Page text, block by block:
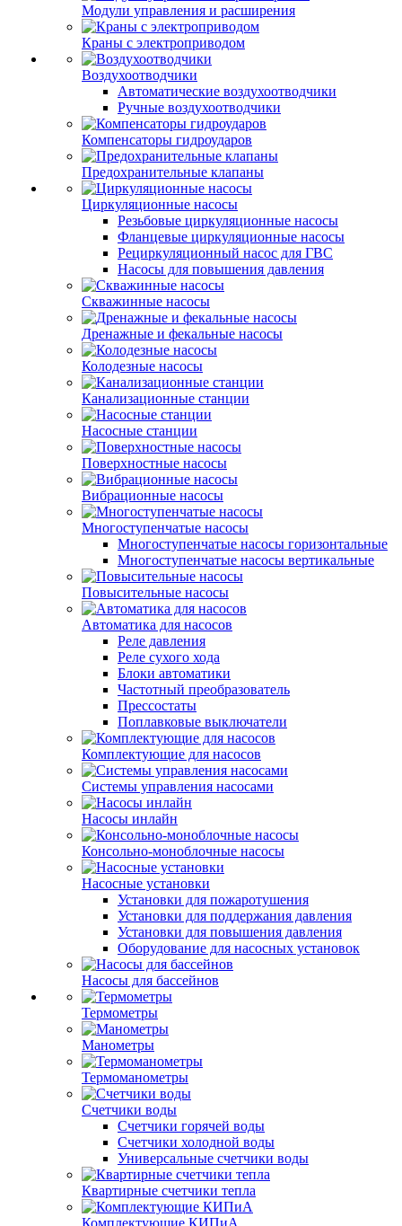
Модули управления и расширения
Краны с электроприводом
Воздухоотводчики
Автоматические воздухоотводчики
Ручные воздухоотводчики
Компенсаторы гидроударов
Предохранительные клапаны
Циркуляционные насосы
Резьбовые циркуляционные насосы
Фланцевые циркуляционные насосы
Рециркуляционный насос для ГВС
Насосы для повышения давления
Скважинные насосы
Дренажные и фекальные насосы
Колодезные насосы
Канализационные станции
Насосные станции
Поверхностные насосы
Вибрационные насосы
Многоступенчатые насосы
Многоступенчатые насосы горизонтальные
Многоступенчатые насосы вертикальные
Повысительные насосы
Автоматика для насосов
Реле давления
Реле сухого хода
Блоки автоматики
Частотный преобразователь
Прессостаты
Поплавковые выключатели
Комплектующие для насосов
Системы управления насосами
Насосы инлайн
Консольно-моноблочные насосы
Насосные установки
Установки для пожаротушения
Установки для поддержания давления
Установки для повышения давления
Оборудование для насосных установок
Насосы для бассейнов
Термометры
Манометры
Термоманометры
Счетчики воды
Счетчики горячей воды
Счетчики холодной воды
Универсальные счетчики воды
Квартирные счетчики тепла
Комплектующие КИПиА